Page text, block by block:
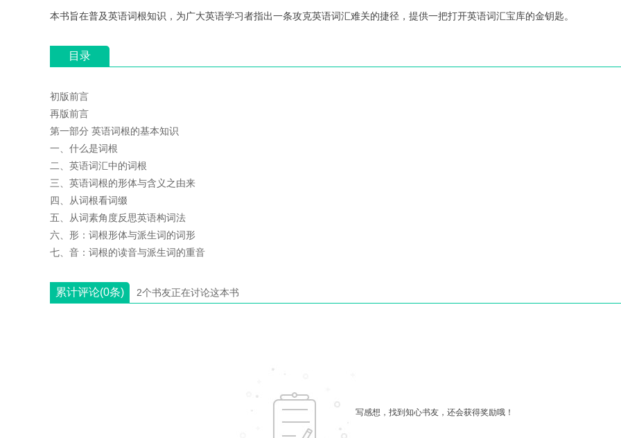
御前、太閤夫人、谷干城
夫人
本书旨在普及英语词根知识，为广大英语学习者指出一条攻克英语词汇难关的捷径，提供一把打开英语词汇宝库的金钥匙。
目录
初版前言
再版前言
第一部分 英语词根的基本知识
一、什么是词根
二、英语词汇中的词根
三、英语词根的形体与含义之由来
四、从词根看词缀
五、从词素角度反思英语构词法
六、形：词根形体与派生词的词形
七、音：词根的读音与派生词的重音
累计评论(0条) 2个书友正在讨论这本书
写感想，找到知心书友，还会获得奖励哦！